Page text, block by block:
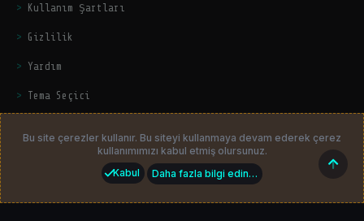
Kullanım Şartları
Gizlilik
Yardım
Tema Seçici
HackerZers.com— Tüm hakları saklıdır. | Community platform
Bu site çerezler kullanır. Bu siteyi kullanmaya devam ederek çerez
kullanımımızı kabul etmiş olursunuz.
Kabul
Daha fazla bilgi edin… Üst